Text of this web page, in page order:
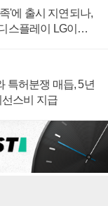
'에 출시 지연되나,
스플레이 LG이노
특허분쟁 매듭, 5년
스비 지급